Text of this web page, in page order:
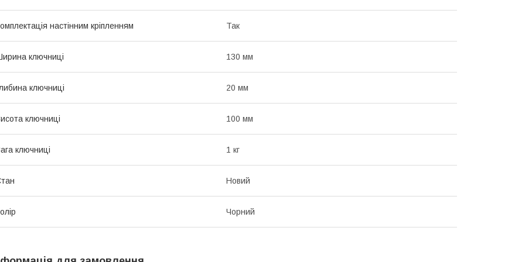
настінним кріпленням Так
ключниці 130 мм
ключниці 20 мм
ключниці 100 мм
ключниці 1 кг
Новий
Чорний